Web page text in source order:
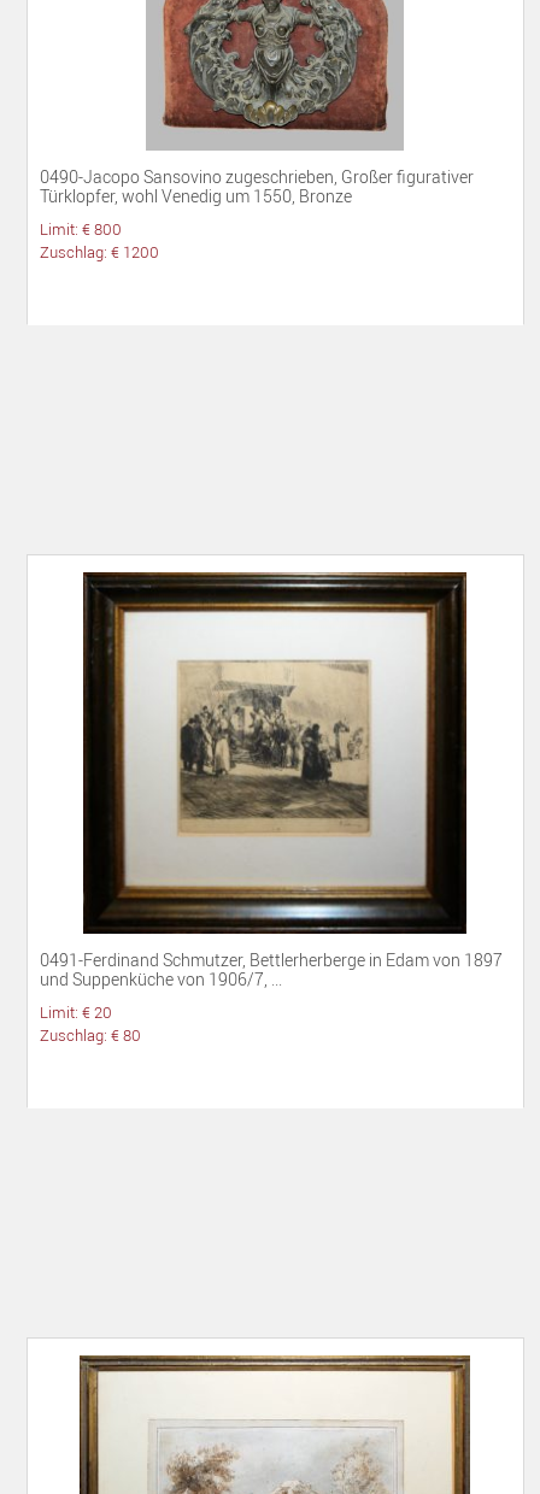
0490-Jacopo Sansovino zugeschrieben, Großer figurativer
Türklopfer, wohl Venedig um 1550, Bronze
Limit: € 800
Zuschlag: € 1200
0491-Ferdinand Schmutzer, Bettlerherberge in Edam von 1897
und Suppenküche von 1906/7, ...
Limit: € 20
Zuschlag: € 80